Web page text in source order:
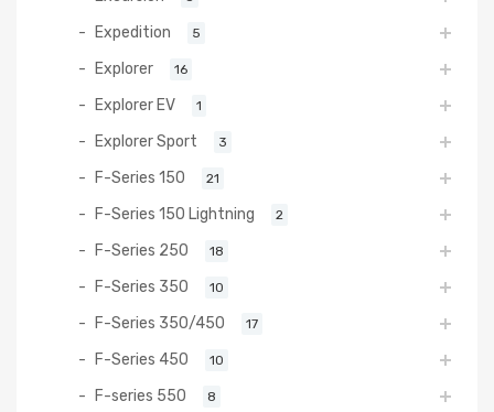
Expedition 5
Explorer 16
Explorer EV 1
Explorer Sport 3
F-Series 150 21
F-Series 150 Lightning 2
F-Series 250 18
F-Series 350 10
F-Series 350/450 17
F-Series 450 10
F-series 550 8